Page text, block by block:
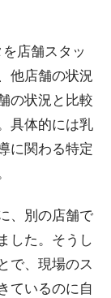
店舗スタッ
他店舗の状況
の状況と比較
具体的には乳
に関わる特定
、別の店舗で
した。そうし
で、現場のス
ているのに自